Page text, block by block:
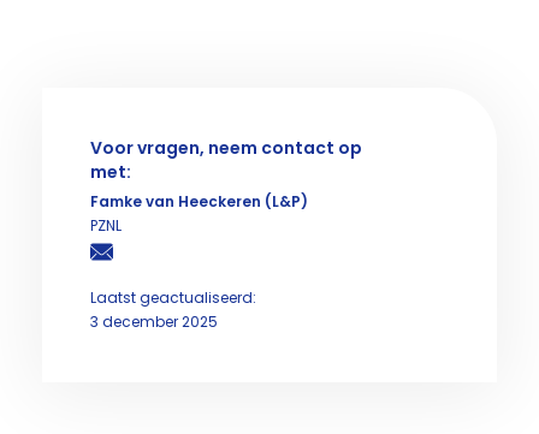
Voor vragen, neem contact op
met:
Famke van Heeckeren (L&P)
PZNL
Laatst geactualiseerd:
3 december 2025